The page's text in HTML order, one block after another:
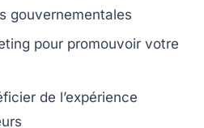
gouvernementales
pour promouvoir votre
de l’expérience